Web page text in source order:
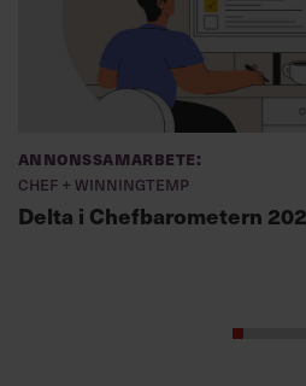
Annonssamarbete:
Chef + Winningtemp
Delta i Chefbarometern